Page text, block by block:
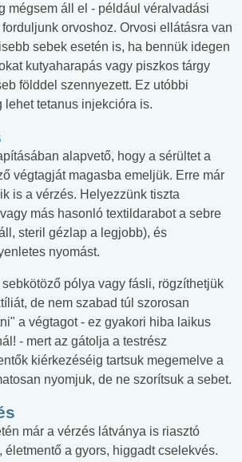
mégsem áll el - például véralvadási
orvoshoz. Orvosi ellátásra van
sebek esetén is, ha bennük idegen
kutyaharapás vagy piszkos tárgy
földdel szennyezett. Ez utóbbi
lehet tetanus injekcióra is.
alapvető, hogy a sérültet a
végtagját magasba emeljük. Erre már
is a vérzés. Helyezzünk tiszta
más hasonló textildarabot a sebre
steril gézlap a legjobb), és
nyomást.
pólya vagy fásli, rögzíthetjük
de nem szabad túl szorosan
a végtagot - ez gyakori hiba laikus
- mert az gátolja a testrész
kiérkezéséig tartsuk megemelve a
nyomjuk, de ne szorítsuk a sebet.
már a vérzés látványa is riasztó
életmentő a gyors, higgadt cselekvés.